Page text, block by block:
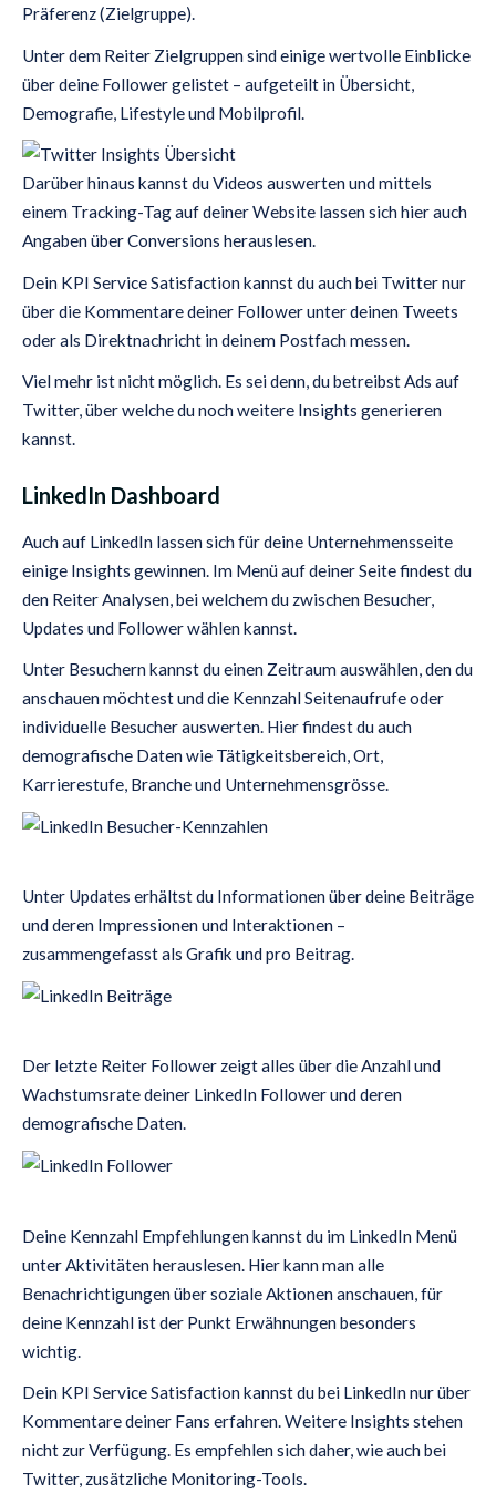
Präferenz (Zielgruppe).
Unter dem Reiter Zielgruppen sind einige wertvolle Einblicke
über deine Follower gelistet – aufgeteilt in Übersicht,
Demografie, Lifestyle und Mobilprofil.
Darüber hinaus kannst du Videos auswerten und mittels
einem Tracking-Tag auf deiner Website lassen sich hier auch
Angaben über Conversions herauslesen.
Dein KPI Service Satisfaction kannst du auch bei Twitter nur
über die Kommentare deiner Follower unter deinen Tweets
oder als Direktnachricht in deinem Postfach messen.
Viel mehr ist nicht möglich. Es sei denn, du betreibst Ads auf
Twitter, über welche du noch weitere Insights generieren
kannst.
LinkedIn Dashboard
Auch auf LinkedIn lassen sich für deine Unternehmensseite
einige Insights gewinnen. Im Menü auf deiner Seite findest du
den Reiter Analysen, bei welchem du zwischen Besucher,
Updates und Follower wählen kannst.
Unter Besuchern kannst du einen Zeitraum auswählen, den du
anschauen möchtest und die Kennzahl Seitenaufrufe oder
individuelle Besucher auswerten. Hier findest du auch
demografische Daten wie Tätigkeitsbereich, Ort,
Karrierestufe, Branche und Unternehmensgrösse.
Unter Updates erhältst du Informationen über deine Beiträge
und deren Impressionen und Interaktionen –
zusammengefasst als Grafik und pro Beitrag.
Der letzte Reiter Follower zeigt alles über die Anzahl und
Wachstumsrate deiner LinkedIn Follower und deren
demografische Daten.
Deine Kennzahl Empfehlungen kannst du im LinkedIn Menü
unter Aktivitäten herauslesen. Hier kann man alle
Benachrichtigungen über soziale Aktionen anschauen, für
deine Kennzahl ist der Punkt Erwähnungen besonders
wichtig.
Dein KPI Service Satisfaction kannst du bei LinkedIn nur über
Kommentare deiner Fans erfahren. Weitere Insights stehen
nicht zur Verfügung. Es empfehlen sich daher, wie auch bei
Twitter, zusätzliche Monitoring-Tools.